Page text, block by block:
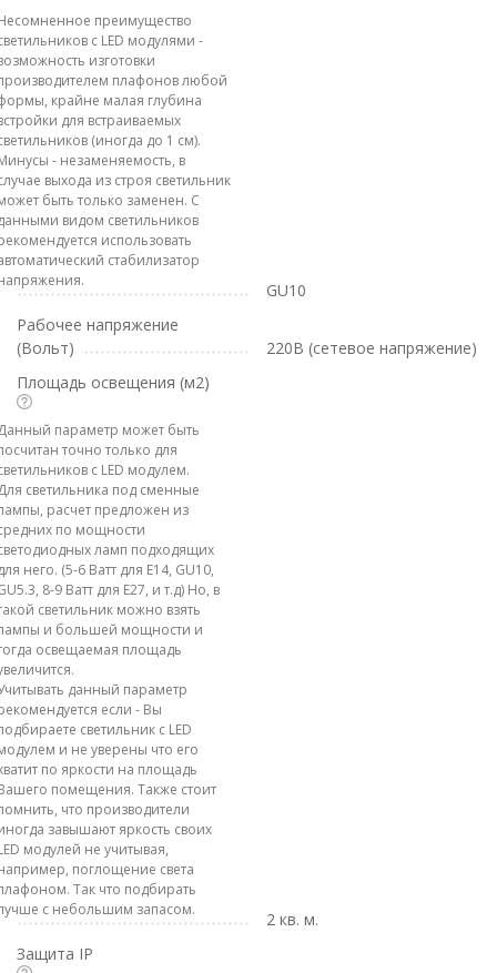
преимущество
с LED модулями -
изготовки
плафонов любой
крайне малая глубина
для встраиваемых
(иногда до 1 см).
- незаменяемость, в
выхода из строя светильник
быть только заменен. С
видом светильников
использовать
стабилизатор
GU10
Рабочее напряжение
(Вольт)
220В (сетевое напряжение)
Площадь освещения (м2)
параметр может быть
точно только для
с LED модулем.
светильника под сменные
расчет предложен из
по мощности
ламп подходящих
него. (5-6 Ватт для E14, GU10,
8-9 Ватт для E27, и т.д) Но, в
светильник можно взять
и большей мощности и
освещаемая площадь
данный параметр
если - Вы
светильник с LED
и не уверены что его
по яркости на площадь
помещения. Также стоит
что производители
завышают яркость своих
модулей не учитывая,
поглощение света
Так что подбирать
с небольшим запасом.
2 кв. м.
Защита IP